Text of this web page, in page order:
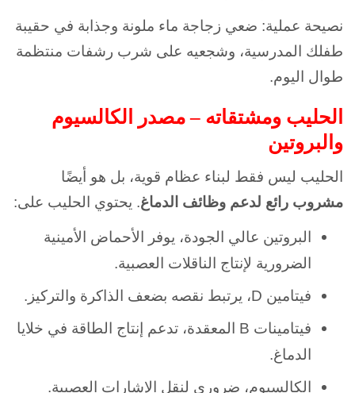
نصيحة عملية: ضعي زجاجة ماء ملونة وجذابة في حقيبة
طفلك المدرسية، وشجعيه على شرب رشفات منتظمة
طوال اليوم.
الحليب ومشتقاته – مصدر الكالسيوم
والبروتين
الحليب ليس فقط لبناء عظام قوية، بل هو أيضًا
مشروب رائع لدعم وظائف الدماغ. يحتوي الحليب على:
البروتين عالي الجودة، يوفر الأحماض الأمينية
الضرورية لإنتاج الناقلات العصبية.
فيتامين D، يرتبط نقصه بضعف الذاكرة والتركيز.
فيتامينات B المعقدة، تدعم إنتاج الطاقة في خلايا
الدماغ.
الكالسيوم، ضروري لنقل الإشارات العصبية.